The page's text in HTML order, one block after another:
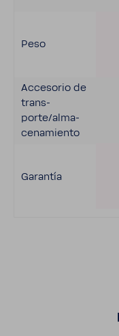
Peso
Acce­sorio de
trans­
porte/alma­
ce­na­miento
Garantía